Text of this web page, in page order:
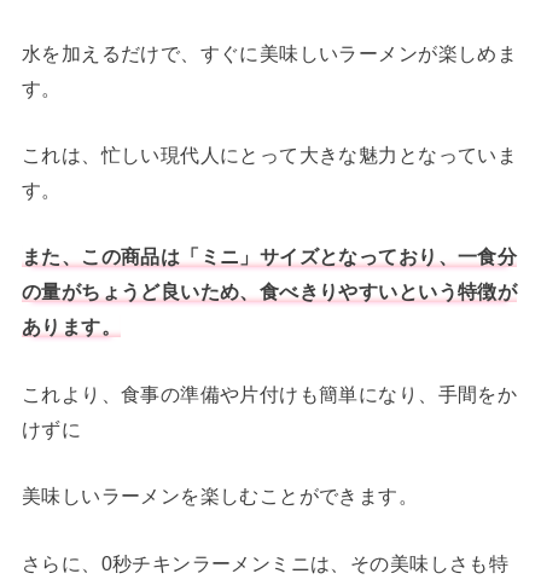
水を加えるだけで、すぐに美味しいラーメンが楽しめま
す。
これは、忙しい現代人にとって大きな魅力となっていま
す。
また、この商品は「ミニ」サイズとなっており、一食分
の量がちょうど良いため、食べきりやすいという特徴が
あります。
これより、食事の準備や片付けも簡単になり、手間をか
けずに
美味しいラーメンを楽しむことができます。
さらに、0秒チキンラーメンミニは、その美味しさも特